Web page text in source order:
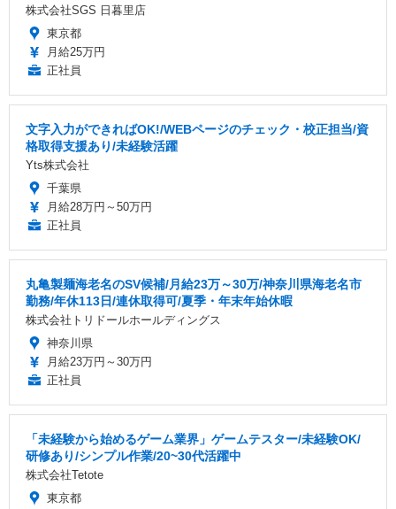
株式会社SGS 日暮里店
東京都
月給25万円
正社員
文字入力ができればOK!/WEBページのチェック・校正担当/資
格取得支援あり/未経験活躍
Yts株式会社
千葉県
月給28万円～50万円
正社員
丸亀製麺海老名のSV候補/月給23万～30万/神奈川県海老名市
勤務/年休113日/連休取得可/夏季・年末年始休暇
株式会社トリドールホールディングス
神奈川県
月給23万円～30万円
正社員
「未経験から始めるゲーム業界」ゲームテスター/未経験OK/
研修あり/シンプル作業/20~30代活躍中
株式会社Tetote
東京都